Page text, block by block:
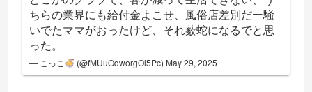
ちらの業界にも給付金よこせ、風俗店差別だー騒
いでたママがおったけど、それ薮蛇になるでと思
った。
— こっこ (@fMUuOdworgOl5Pc) May 29, 2025